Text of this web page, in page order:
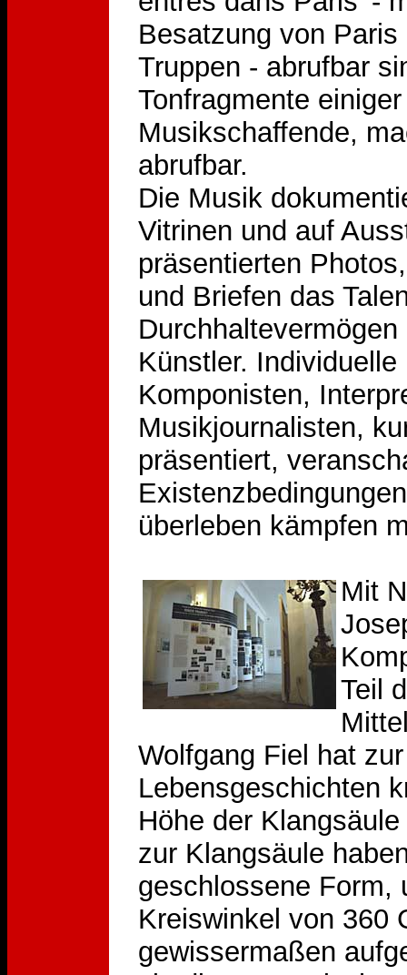
Besatzung von
Truppen - abrufbar
Tonfragmente
Musikschaffende,
abrufbar.
Die Musik
Vitrinen und auf
präsentierten
und Briefen das
Künstler.
Komponisten,
Musikjournalisten,
präsentiert,
überleben kämpfen
Mit
Teil
Wolfgang Fiel hat
Lebensgeschichten
Höhe der
zur Klangsäule
geschlossene Form,
Kreiswinkel von 360
gewissermaßen